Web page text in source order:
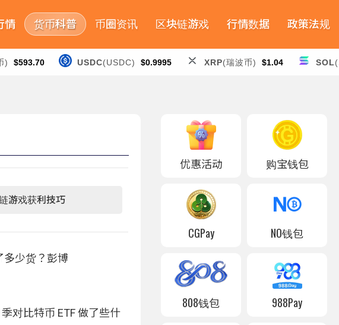
情 货币科普 币圈资讯 区块链游戏 行情数据 政策法规
) $593.70 USDC(USDC) $0.9995 XRP(瑞波币) $1.04 SOL
游戏获利技巧
多少货？彭博
对比特币 ETF 做了些什
优惠活动 购宝钱包
CGPay NO钱包
808钱包 988Pay